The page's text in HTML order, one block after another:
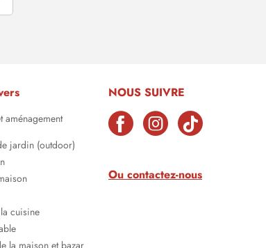
aménagement
jardin (outdoor)
cuisine
NOUS SUIVRE
Ou contactez-nous